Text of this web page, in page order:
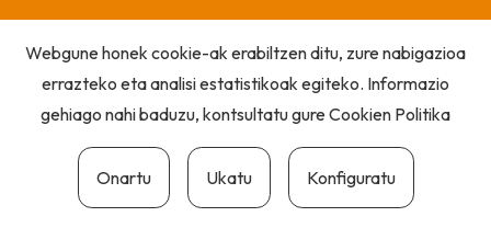
Webgune honek cookie-ak erabiltzen ditu, zure nabigazioa
errazteko eta analisi estatistikoak egiteko. Informazio
gehiago nahi baduzu, kontsultatu gureCookien Politika
Onartu Ukatu Konfiguratu